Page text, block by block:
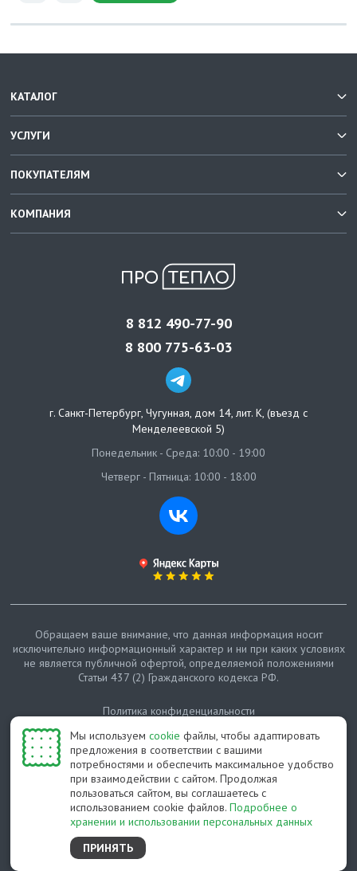
Мы используем cookie файлы, чтобы адаптировать
предложения в соответствии с вашими
потребностями и обеспечить максимальное удобство
при взаимодействии с сайтом. Продолжая
пользоваться сайтом, вы соглашаетесь с
использованием cookie файлов. Подробнее о
хранении и использовании персональных данных
ПРИНЯТЬ
КАТАЛОГ
УСЛУГИ
ПОКУПАТЕЛЯМ
КОМПАНИЯ
8 812 490-77-90
8 800 775-63-03
г. Санкт-Петербург, Чугунная, дом 14, лит. К, (въезд с
Менделеевской 5)
Понедельник - Среда: 10:00 - 19:00
Четверг - Пятница: 10:00 - 18:00
© Протепло-СПб, 2011-2026
Обращаем ваше внимание, что данная информация носит
исключительно информационный характер и ни при каких условиях
не является публичной офертой, определяемой положениями
Статьи 437 (2) Гражданского кодекса РФ.
Политика конфиденциальности
Карта сайта
Разработано студией Feel Good St